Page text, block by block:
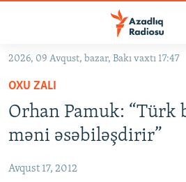
Əsas
qayıt
Əsas
naviqasiyaya
qayıt
#İZAHLA
KORRUPSIOMETR
FƏRQƏ BAX
2026, 09 Avqust, bazar, Bakı vaxtı 17:47
OXU ZALI
Orhan Pamuk: “Türk
məni əsəbiləşdirir”
Avqust 17, 2012